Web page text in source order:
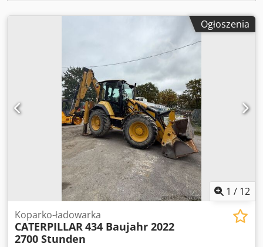
Ogłoszenia
1 / 12
Koparko-ładowarka
CATERPILLAR434 Baujahr 2022
2700 Stunden